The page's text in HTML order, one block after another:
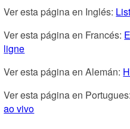
Ver esta página en Inglés:
Ver esta página en Francés:
ligne
Ver esta página en Alemán:
Ver esta página en Portugues:
ao vivo